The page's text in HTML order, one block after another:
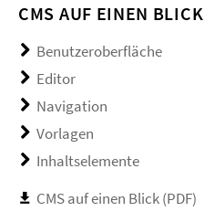
CMS AUF EINEN BLICK
Benutzeroberfläche
Editor
Navigation
Vorlagen
Inhaltselemente
CMS auf einen Blick (PDF)